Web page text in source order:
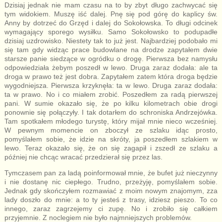
Dzisiaj jednak nie mam czasu na to by zbyt długo zachwycać się
tym widokiem. Muszę iść dalej. Pnę się pod górę do kaplicy św.
Anny by dotrzeć do Grzęd i dalej do Sokołowska. To długi odcinek
wymagający sporego wysiłku. Samo Sokołowsko to podupadłe
dzisiaj uzdrowisko. Niestety tak to już jest. Najbardziej podobało mi
się tam gdy widząc prace budowlane na drodze zapytałem dwie
starsze panie siedzące w ogródku o drogę. Pierwsza bez namysłu
odpowiedziała żebym poszedł w lewo. Druga zaraz dodała: ale ta
droga w prawo też jest dobra. Zapytałem zatem która droga będzie
wygodniejsza. Pierwsza krzyknęła: ta w lewo. Druga zaraz dodała:
ta w prawo. No i co miałem zrobić. Poszedłem za radą pierwszej
pani. W sumie okazało się, że po kilku kilometrach obie drogi
ponownie się połączyły. I tak dotarłem do schroniska Andrzejówka.
Tam spotkałem młodego turystę, który mijał mnie nieco wcześniej.
W pewnym momencie on zboczył ze szlaku idąc prosto,
pomyślałem sobie, że idzie na skróty, ja poszedłem szlakiem w
lewo. Teraz okazało się, że on się zagapił i zszedł ze szlaku a
później nie chcąc wracać przedzierał się przez las.
Tymczasem pan za ladą poinformował mnie, że bufet już nieczynny
i nie dostanę nic ciepłego. Trudno, przeżyję, pomyślałem sobie.
Jednak gdy skończyłem rozmawiać z moim nowym znajomym, zza
lady doszło do mnie: a to ty jesteś z trasy, idziesz pieszo. To co
innego, zaraz zagrzejemy ci zupę. No i zrobiło się całkiem
przyjemnie. Z noclegiem nie było najmniejszych problemów.